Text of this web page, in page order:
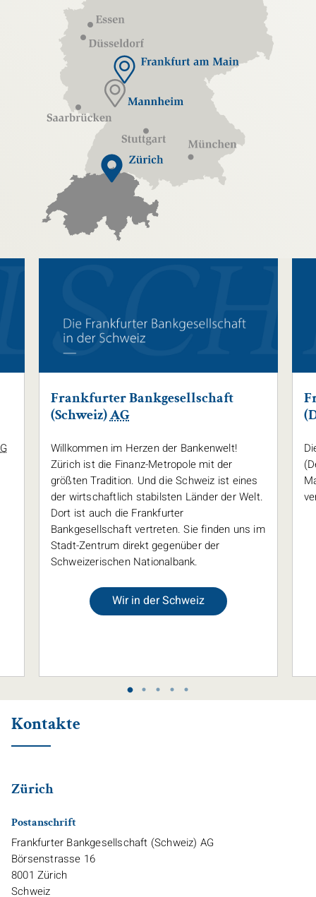
Frankfurter Bankgesellschaft
(Schweiz)AG
Willkommen im Herzen der Bankenwelt!
Zürich ist die Finanz-Metropole mit der
größten Tradition. Und die Schweiz ist eines
der wirtschaftlich stabilsten Länder der Welt.
Dort ist auch die Frankfurter
Bankgesellschaft vertreten. Sie finden uns im
Stadt-Zentrum direkt gegenüber der
Schweizerischen Nationalbank.
Wir in der Schweiz
Kontakte
Zürich
Postanschrift
Frankfurter Bankgesellschaft (Schweiz) AG
Börsenstrasse 16
8001 Zürich
Schweiz